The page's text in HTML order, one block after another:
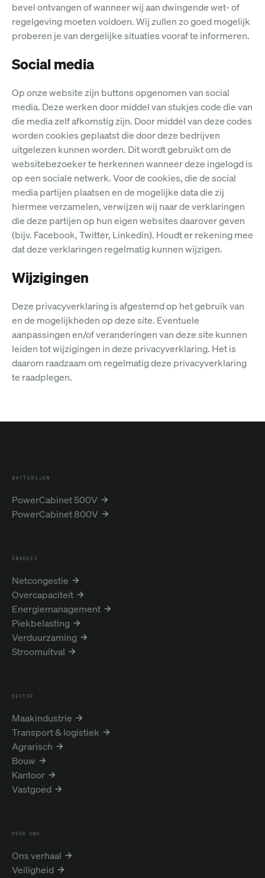
bevel ontvangen of wanneer wij aan dwingende wet- of
regelgeving moeten voldoen. Wij zullen zo goed mogelijk
proberen je van dergelijke situaties vooraf te informeren.
Social media
Op onze website zijn buttons opgenomen van social
media. Deze werken door middel van stukjes code die van
die media zelf afkomstig zijn. Door middel van deze codes
worden cookies geplaatst die door deze bedrijven
uitgelezen kunnen worden. Dit wordt gebruikt om de
websitebezoeker te herkennen wanneer deze ingelogd is
op een sociale netwerk. Voor de cookies, die de social
media partijen plaatsen en de mogelijke data die zij
hiermee verzamelen, verwijzen wij naar de verklaringen
die deze partijen op hun eigen websites daarover geven
(bijv. Facebook, Twitter, Linkedin). Houdt er rekening mee
dat deze verklaringen regelmatig kunnen wijzigen.
Wijzigingen
Deze privacyverklaring is afgestemd op het gebruik van
en de mogelijkheden op deze site. Eventuele
aanpassingen en/of veranderingen van deze site kunnen
leiden tot wijzigingen in deze privacyverklaring. Het is
daarom raadzaam om regelmatig deze privacyverklaring
te raadplegen.
BATTERIJEN
PowerCabinet 500V
PowerCabinet 800V
ENERGIE
Netcongestie
Overcapaciteit
Energiemanagement
Piekbelasting
Verduurzaming
Stroomuitval
SECTOR
Maakindustrie
Transport & logistiek
Agrarisch
Bouw
Kantoor
Vastgoed
OVER ONS
Ons verhaal
Veiligheid